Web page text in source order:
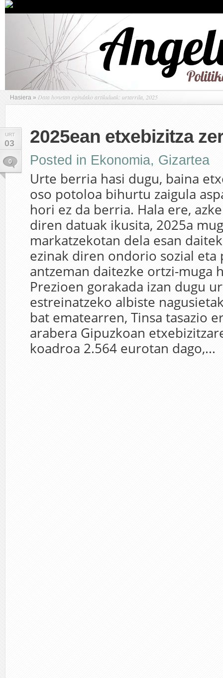
Hasiera » Data honetan egindako artikuluak: urtarrila, 2025
URT
03
0
2025ean etxebizitza
Posted in Ekonomia, Gizartea
Urte berria hasi dugu, baina
oso potoloa bihurtu zaigula
hori ez da berria. Hala ere,
diren datuak ikusita, 2025a
markatzekotan dela esan
ezinak diren ondorio sozial eta
antzeman daitezke ortzi-muga
Prezioen gorakada izan dugu
estreinatzeko albiste
bat ematearren, Tinsa tasazio
arabera Gipuzkoan
koadroa 2.564 eurotan dago,...